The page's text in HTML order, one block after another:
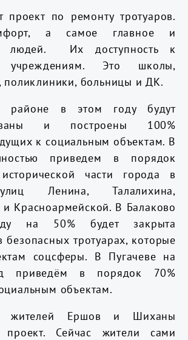
проект по ремонту тротуаров.
а самое главное и
людей. Их доступность к
учреждениям. Это школы,
поликлиники, больницы и ДК.
районе в этом году будут
и построены 100%
к социальным объектам. В
приведем в порядок
части города в
Ленина, Талалихина,
Красноармейской. В Балаково
на 50% будет закрыта
безопасных тротуарах, которые
соцсферы. В Пугачеве на
приведём в порядок 70%
объектам.
жителей Ершов и Шиханы
Сейчас жители сами